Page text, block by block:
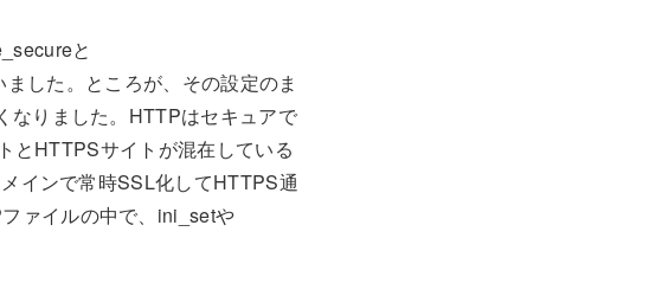
と
した。ところが、その設定のま
なりました。HTTPはセキュアで
とHTTPSサイトが混在している
インで常時SSL化してHTTPS通
ァイルの中で、ini_setや